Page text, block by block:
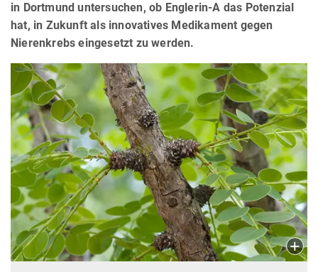
in Dortmund untersuchen, ob Englerin-A das Potenzial
hat, in Zukunft als innovatives Medikament gegen
Nierenkrebs eingesetzt zu werden.